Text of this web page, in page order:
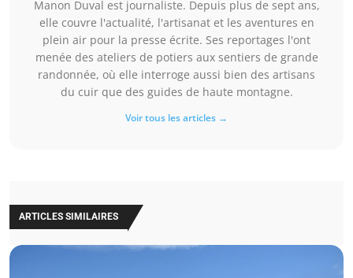
Manon Duval est journaliste. Depuis plus de sept ans,
elle couvre l'actualité, l'artisanat et les aventures en
plein air pour la presse écrite. Ses reportages l'ont
menée des ateliers de potiers aux sentiers de grande
randonnée, où elle interroge aussi bien des artisans
du cuir que des guides de haute montagne.
Voir tous les articles →
ARTICLES SIMILAIRES